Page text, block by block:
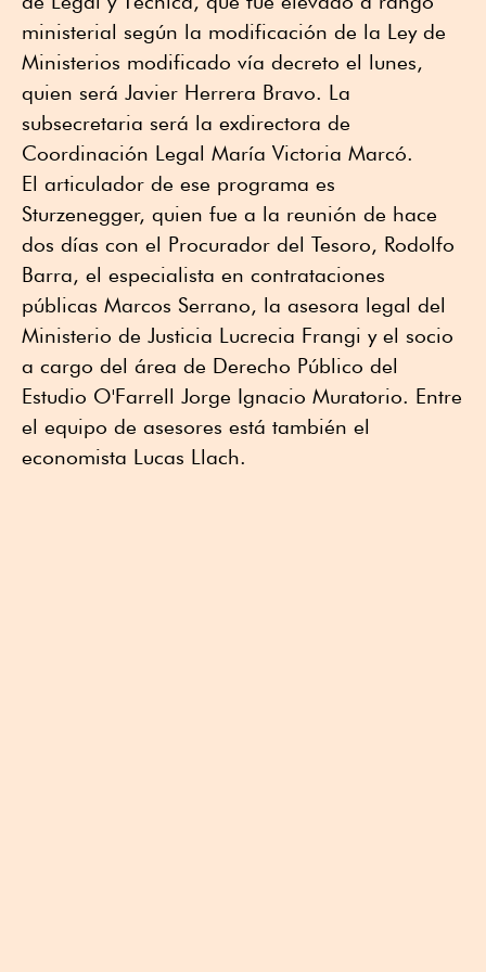
ministerial según la modificación de la Ley de
Ministerios modificado vía decreto el lunes,
quien será Javier Herrera Bravo. La
subsecretaria será la exdirectora de
Coordinación Legal María Victoria Marcó.
El articulador de ese programa es
Sturzenegger, quien fue a la reunión de hace
dos días con el Procurador del Tesoro, Rodolfo
Barra, el especialista en contrataciones
públicas Marcos Serrano, la asesora legal del
Ministerio de Justicia Lucrecia Frangi y el socio
a cargo del área de Derecho Público del
Estudio O'Farrell Jorge Ignacio Muratorio. Entre
el equipo de asesores está también el
economista Lucas Llach.